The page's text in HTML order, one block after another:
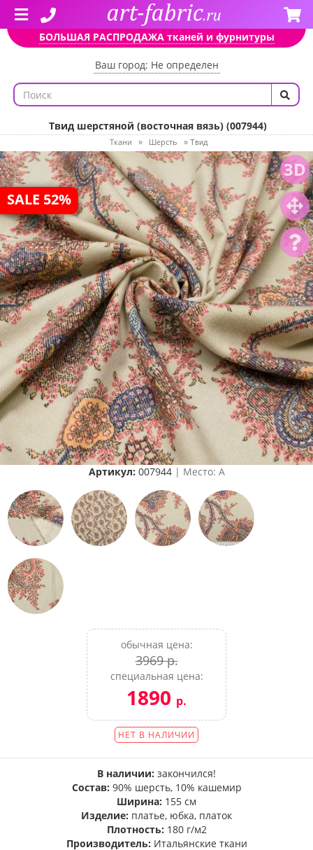
БОЛЬШАЯ РАСПРОДАЖА тканей и фурнитуры
Ваш город: Не определен
Твид шерстяной (восточная вязь) (007944)
Ткани » Шерсть » Твид
3D
SALE 52%
Артикул: 007944| Место: A
обычная цена:
3969 р.
специальная цена:
1890 р.
НЕТ В НАЛИЧИИ
В наличии: закончился!
Состав: 90% шерсть, 10% кашемир
Ширина: 155 см
Изделие: платье, юбка, платок
Плотность: 180 г/м2
Производитель: Итальянские ткани